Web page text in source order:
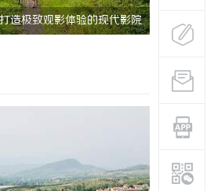
造极致观影体验的现代影院 全面解析
选择